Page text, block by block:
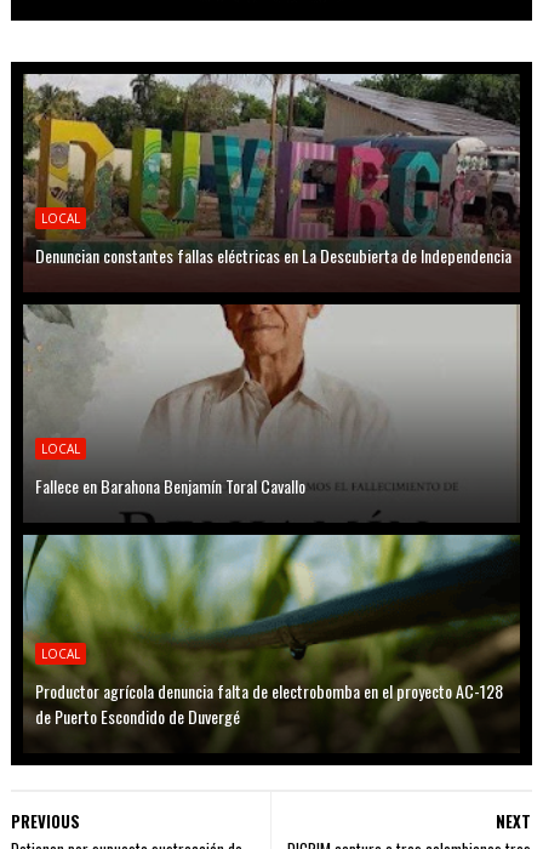
LOCAL
Denuncian constantes fallas eléctricas en La Descubierta de Independencia
LOCAL
Fallece en Barahona Benjamín Toral Cavallo
LOCAL
Productor agrícola denuncia falta de electrobomba en el proyecto AC-128
de Puerto Escondido de Duvergé
NEXT
PREVIOUS